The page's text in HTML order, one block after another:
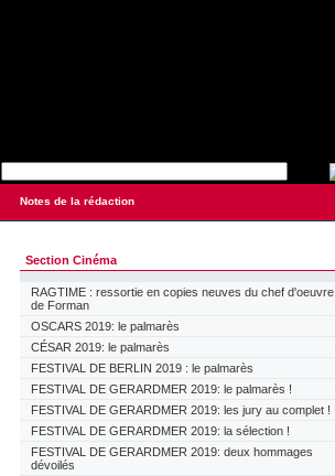
Notes de la rédaction
Section Cinéma
RAGTIME : ressortie en copies neuves du chef d'oeuvre
de Forman
OSCARS 2019: le palmarès
CÉSAR 2019: le palmarès
FESTIVAL DE BERLIN 2019 : le palmarès
FESTIVAL DE GERARDMER 2019: le palmarès !
FESTIVAL DE GERARDMER 2019: les jury au complet !
FESTIVAL DE GERARDMER 2019: la sélection !
FESTIVAL DE GERARDMER 2019: deux hommages
dévoilés